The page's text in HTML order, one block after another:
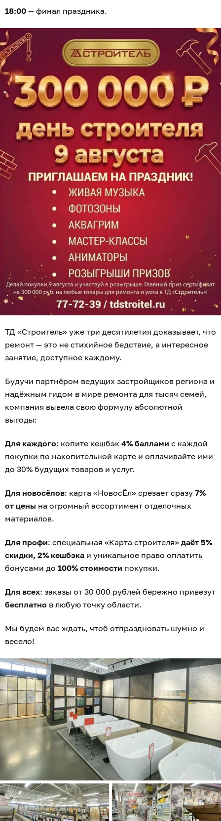
18:00 — финал праздника.
ТД «Строитель» уже три десятилетия доказывает, что
ремонт — это не стихийное бедствие, а интересное
занятие, доступное каждому.
Будучи партнёром ведущих застройщиков региона и
надёжным гидом в мире ремонта для тысяч семей,
компания вывела свою формулу абсолютной
выгоды:
Для каждого: копите кешбэк 4% баллами с каждой
покупки по накопительной карте и оплачивайте ими
до 30% будущих товаров и услуг.
Для новосёлов: карта «НовосЁл» срезает сразу 7%
от цены на огромный ассортимент отделочных
материалов.
Для профи: специальная «Карта строителя» даёт 5%
скидки, 2% кешбэка и уникальное право оплатить
бонусами до 100% стоимости покупки.
Для всех: заказы от 30 000 рублей бережно привезут
бесплатно в любую точку области.
Мы будем вас ждать, чтоб отпраздновать шумно и
весело!